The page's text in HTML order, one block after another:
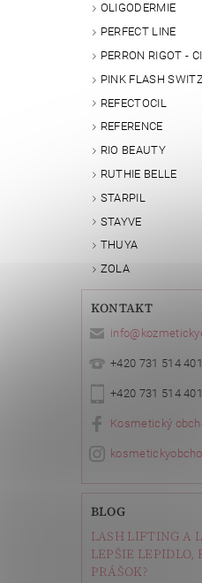
OLIGODERMIE
PERFECT LINE
PERRON RIGOT -
PINK FLASH
REFECTOCIL
REFERENCE
RIO BEAUTY
RUTHIE BELLE
STARPIL
STAYVE
THUYA
ZOLA
KONTAKT
info@
+420 731 514 401
+420 731 514 401
Kosmetický
BLOG
LASH LIFTING A
LEPŠIE LEPIDLO,
PRÁŠOK?